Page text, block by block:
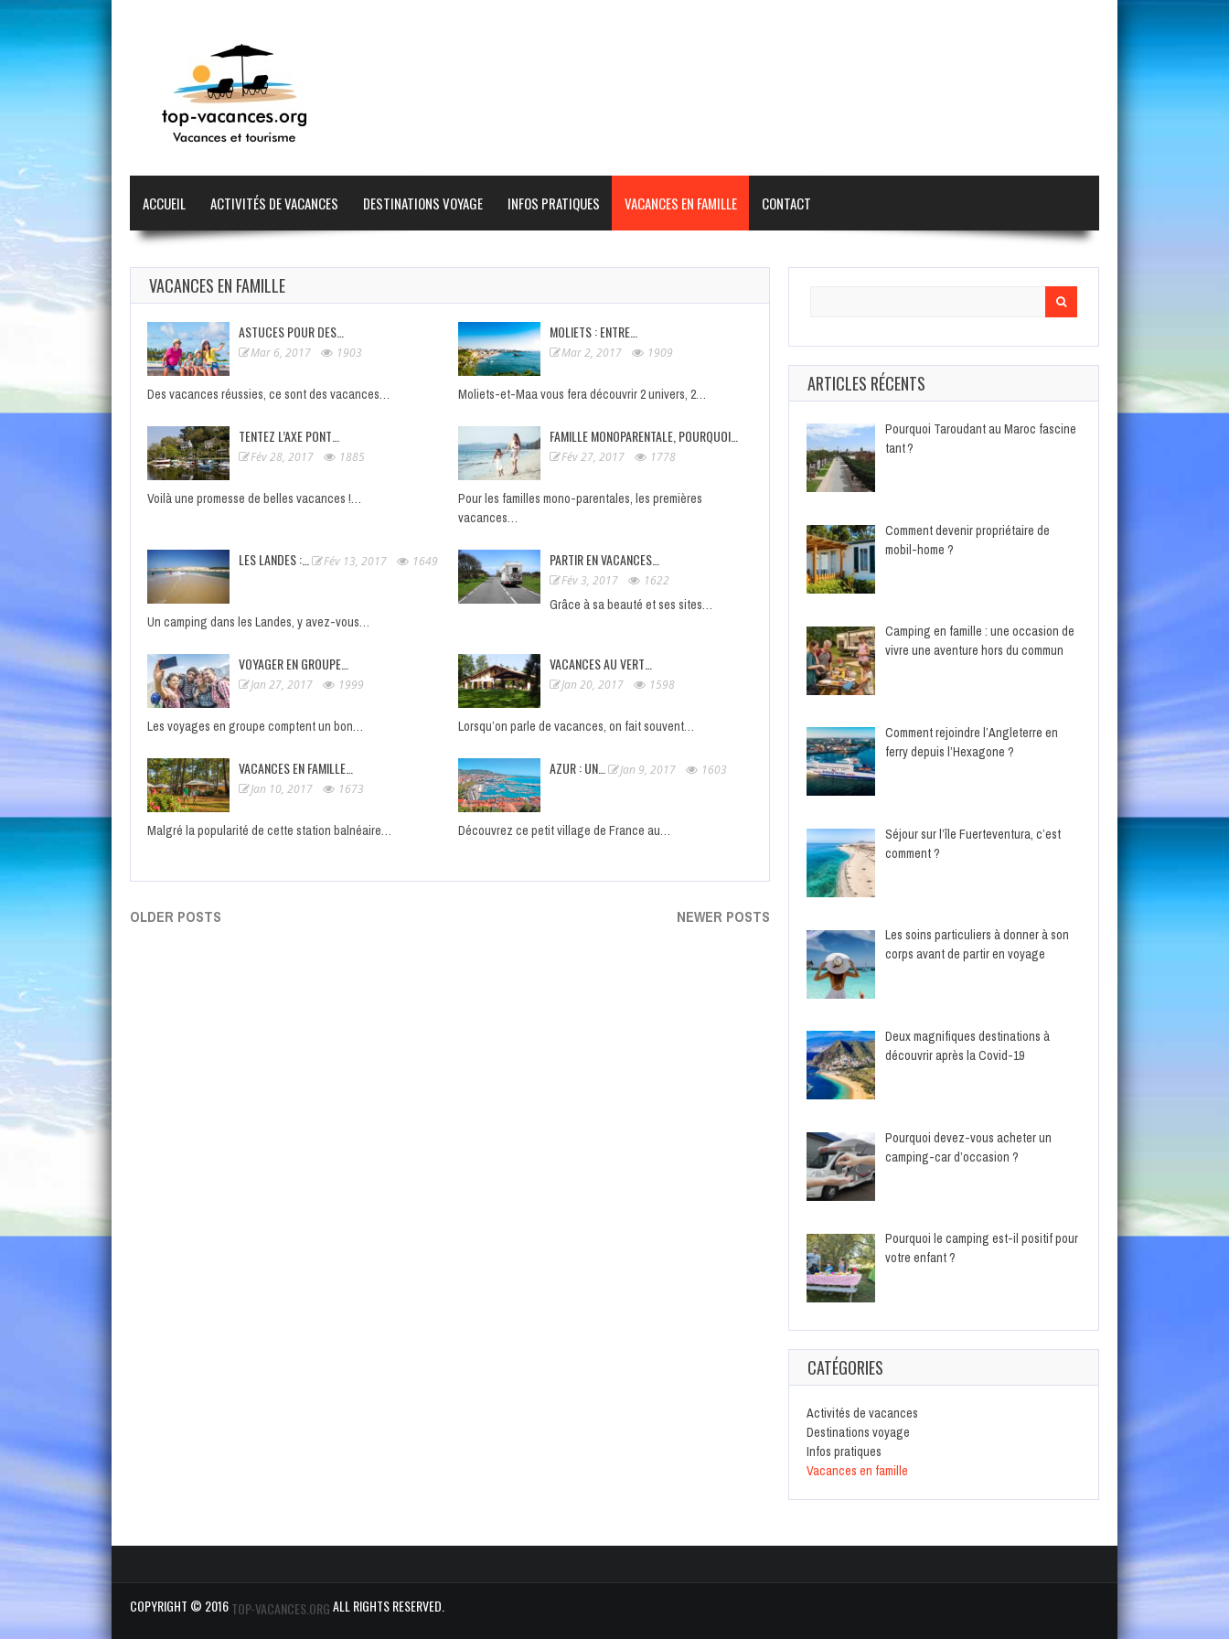
ACCUEIL ACTIVITÉS DE VACANCES DESTINATIONS VOYAGE INFOS PRATIQUES VACANCES EN FAMILLE CONTACT
VACANCES EN FAMILLE
ASTUCES POUR DES…
Mar 6, 2017 1903
Des vacances réussies, ce sont des vacances…
MOLIETS : ENTRE…
Mar 2, 2017 1909
Moliets-et-Maa vous fera découvrir 2 univers, 2…
TENTEZ L’AXE PONT…
Fév 28, 2017 1885
Voilà une promesse de belles vacances !…
FAMILLE MONOPARENTALE, POURQUOI…
Fév 27, 2017 1778
Pour les familles mono-parentales, les premières
vacances…
LES LANDES :… Fév 13, 2017 1649
Un camping dans les Landes, y avez-vous…
PARTIR EN VACANCES…
Fév 3, 2017 1622
Grâce à sa beauté et ses sites…
VOYAGER EN GROUPE…
Jan 27, 2017 1999
Les voyages en groupe comptent un bon…
VACANCES AU VERT…
Jan 20, 2017 1598
Lorsqu’on parle de vacances, on fait souvent…
VACANCES EN FAMILLE…
Jan 10, 2017 1673
Malgré la popularité de cette station balnéaire…
AZUR : UN… Jan 9, 2017 1603
Découvrez ce petit village de France au…
OLDER POSTS NEWER POSTS
ARTICLES RÉCENTS
Pourquoi Taroudant au Maroc fascine
tant ?
Comment devenir propriétaire de
mobil-home ?
Camping en famille : une occasion de
vivre une aventure hors du commun
Comment rejoindre l’Angleterre en
ferry depuis l’Hexagone ?
Séjour sur l’île Fuerteventura, c’est
comment ?
Les soins particuliers à donner à son
corps avant de partir en voyage
Deux magnifiques destinations à
découvrir après la Covid-19
Pourquoi devez-vous acheter un
camping-car d’occasion ?
Pourquoi le camping est-il positif pour
votre enfant ?
CATÉGORIES
Activités de vacances
Destinations voyage
Infos pratiques
Vacances en famille
COPYRIGHT © 2016TOP-VACANCES.ORGALL RIGHTS RESERVED.